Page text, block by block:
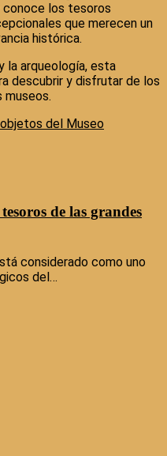
conoce los tesoros
que merecen un
histórica.
la arqueología, esta
descubrir y disfrutar de los
museos.
de las grandes
considerado como uno
del…